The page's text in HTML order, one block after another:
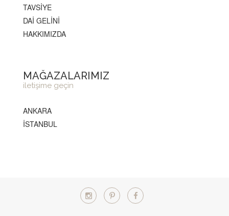
TAVSİYE
DAİ GELİNİ
HAKKIMIZDA
MAĞAZALARIMIZ
iletişime geçin
ANKARA
İSTANBUL